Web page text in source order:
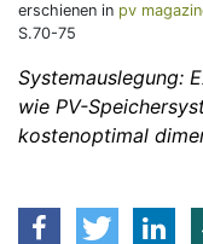
erschienen in pv
S.70-75
Systemauslegung:
wie PV-
kostenoptimal